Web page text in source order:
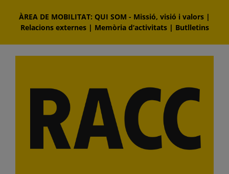
content
ÀREA DE MOBILITAT: QUI SOM - Missió, visió i valors |
Relacions externes| Memòria d‘activitats| Butlletins